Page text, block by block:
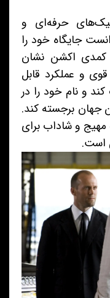
حرفه‌ای و
جایگاه خود را
کمدی اکشن نشان
و عملکرد قابل
و نام خود را در
جهان برجسته کند.
و شاداب برای
است.